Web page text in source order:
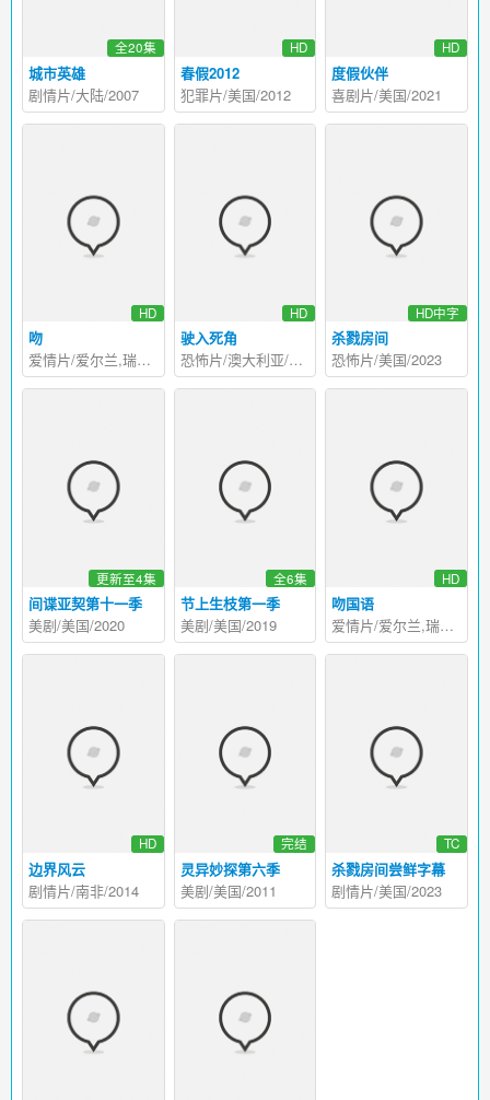
城市英雄
全20集
剧情片/大陆/2007
春假2012
HD
犯罪片/美国/2012
度假伙伴
HD
喜剧片/美国/2021
吻
HD
爱情片/爱尔兰,瑞典/2008
驶入死角
HD
恐怖片/澳大利亚/1986
杀戮房间
HD中字
恐怖片/美国/2023
间谍亚契第十一季
更新至4集
美剧/美国/2020
节上生枝第一季
全6集
美剧/美国/2019
吻国语
HD
爱情片/爱尔兰,瑞典/2008
边界风云
HD
剧情片/南非/2014
灵异妙探第六季
完结
美剧/美国/2011
杀戮房间尝鲜字幕
TC
剧情片/美国/2023